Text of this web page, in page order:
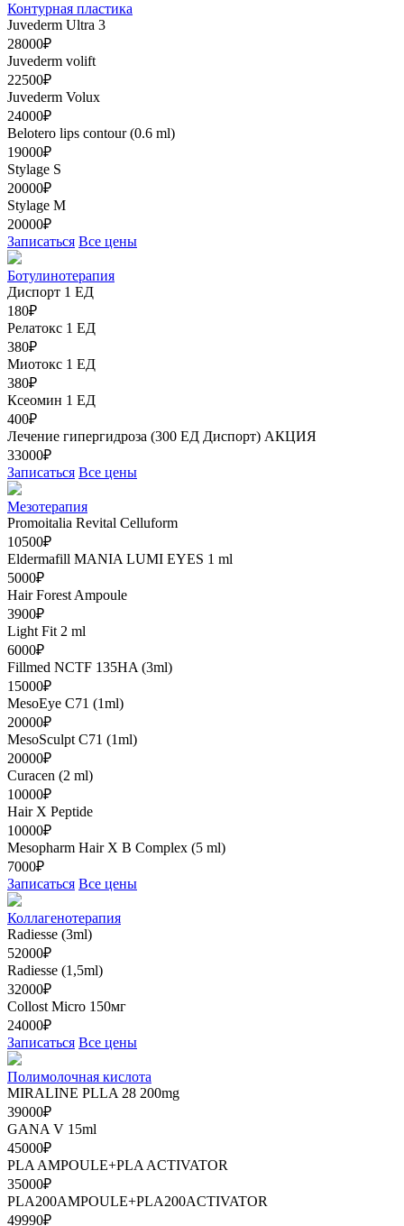
Контурная пластика
Juvederm Ultra 3
28000₽
Juvederm volift
22500₽
Juvederm Volux
24000₽
Belotero lips contour (0.6 ml)
19000₽
Stylage S
20000₽
Stylage M
20000₽
Записаться Все цены
Ботулинотерапия
Диспорт 1 ЕД
180₽
Релатокс 1 ЕД
380₽
Миотокс 1 ЕД
380₽
Ксеомин 1 ЕД
400₽
Лечение гипергидроза (300 ЕД Диспорт) АКЦИЯ
33000₽
Записаться Все цены
Мезотерапия
Promoitalia Revital Celluform
10500₽
Eldermafill MANIA LUMI EYES 1 ml
5000₽
Hair Forest Ampoule
3900₽
Light Fit 2 ml
6000₽
Fillmed NCTF 135HA (3ml)
15000₽
MesoEye C71 (1ml)
20000₽
MesoSculpt C71 (1ml)
20000₽
Curacen (2 ml)
10000₽
Hair X Peptide
10000₽
Mesopharm Hair X В Complex (5 ml)
7000₽
Записаться Все цены
Коллагенотерапия
Radiesse (3ml)
52000₽
Radiesse (1,5ml)
32000₽
Collost Micro 150мг
24000₽
Записаться Все цены
Полимолочная кислота
MIRALINE PLLA 28 200mg
39000₽
GANA V 15ml
45000₽
PLA AMPOULE+PLA ACTIVATOR
35000₽
PLA200AMPOULE+PLA200ACTIVATOR
49990₽